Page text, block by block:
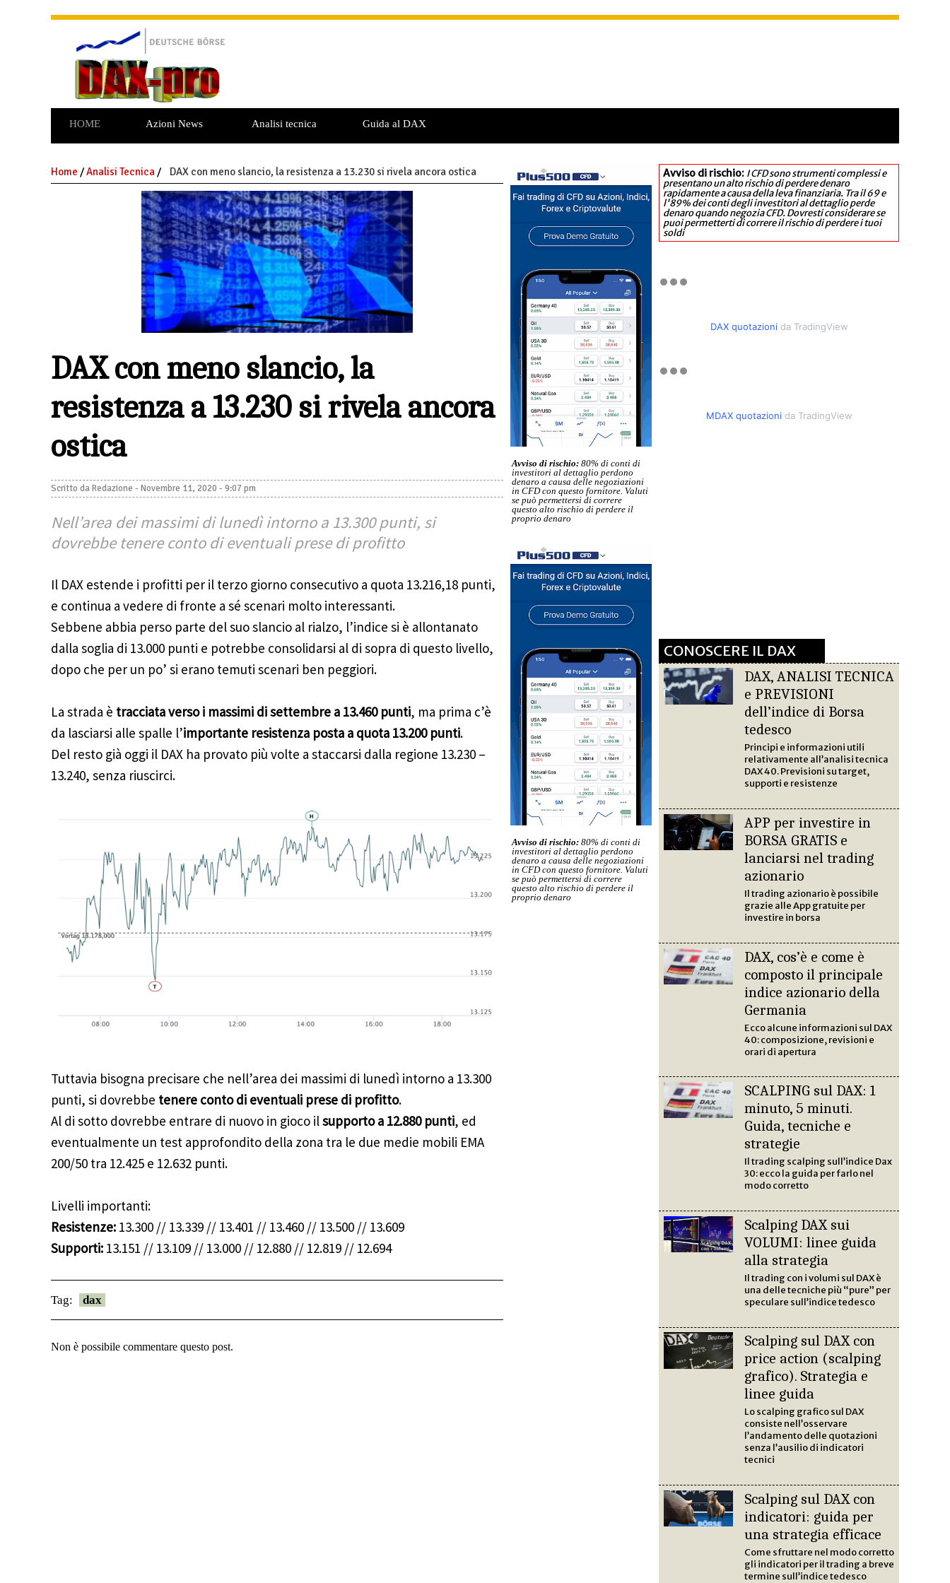
HOME Azioni News Analisi tecnica Guida al DAX
Home /Analisi Tecnica / DAX con meno slancio, la resistenza a 13.230 si rivela ancora ostica
DAX con meno slancio, la
resistenza a 13.230 si rivela ancora
ostica
Scritto daRedazione - Novembre 11, 2020 - 9:07 pm
Nell’area dei massimi di lunedì intorno a 13.300 punti, si
dovrebbe tenere conto di eventuali prese di profitto
Il DAX estende i profitti per il terzo giorno consecutivo a quota 13.216,18 punti,
e continua a vedere di fronte a sé scenari molto interessanti.
Sebbene abbia perso parte del suo slancio al rialzo, l’indice si è allontanato
dalla soglia di 13.000 punti e potrebbe consolidarsi al di sopra di questo livello,
dopo che per un po’ si erano temuti scenari ben peggiori.
La strada è tracciata verso i massimi di settembre a 13.460 punti, ma prima c’è
da lasciarsi alle spalle l’importante resistenza posta a quota 13.200 punti.
Del resto già oggi il DAX ha provato più volte a staccarsi dalla regione 13.230 –
13.240, senza riuscirci.
Tuttavia bisogna precisare che nell’area dei massimi di lunedì intorno a 13.300
punti, si dovrebbe tenere conto di eventuali prese di profitto.
Al di sotto dovrebbe entrare di nuovo in gioco ilsupporto a 12.880 punti, ed
eventualmente un test approfondito della zona tra le due medie mobili EMA
200/50 tra 12.425 e 12.632 punti.
Livelli importanti:
Resistenze: 13.300 // 13.339 // 13.401 // 13.460 // 13.500 // 13.609
Supporti: 13.151 // 13.109 // 13.000 // 12.880 // 12.819 // 12.694
Tag: dax
Non è possibile commentare questo post.
Avviso di rischio: 80% di conti di
investitori al dettaglio perdono
denaro a causa delle negoziazioni
in CFD con questo fornitore. Valuti
se può permettersi di correre
questo alto rischio di perdere il
proprio denaro
Avviso di rischio: 80% di conti di
investitori al dettaglio perdono
denaro a causa delle negoziazioni
in CFD con questo fornitore. Valuti
se può permettersi di correre
questo alto rischio di perdere il
proprio denaro
Avviso di rischio: I CFD sono strumenti complessi e
presentano un alto rischio di perdere denaro
rapidamente a causa della leva finanziaria. Tra il 69 e
l'89% dei conti degli investitori al dettaglio perde
denaro quando negozia CFD. Dovresti considerare se
puoi permetterti di correre il rischio di perdere i tuoi
soldi
DAX quotazionida TradingView
MDAX quotazionida TradingView
CONOSCERE IL DAX
DAX, ANALISI TECNICA
e PREVISIONI
dell’indice di Borsa
tedesco
Principi e informazioni utili
relativamente all’analisi tecnica
DAX 40. Previsioni su target,
supporti e resistenze
APP per investire in
BORSA GRATIS e
lanciarsi nel trading
azionario
Il trading azionario è possibile
grazie alle App gratuite per
investire in borsa
DAX, cos’è e come è
composto il principale
indice azionario della
Germania
Ecco alcune informazioni sul DAX
40: composizione, revisioni e
orari di apertura
SCALPING sul DAX: 1
minuto, 5 minuti.
Guida, tecniche e
strategie
Il trading scalping sull’indice Dax
30: ecco la guida per farlo nel
modo corretto
Scalping DAX sui
VOLUMI: linee guida
alla strategia
Il trading con i volumi sul DAX è
una delle tecniche più “pure” per
speculare sull’indice tedesco
Scalping sul DAX con
price action (scalping
grafico). Strategia e
linee guida
Lo scalping grafico sul DAX
consiste nell’osservare
l’andamento delle quotazioni
senza l’ausilio di indicatori
tecnici
Scalping sul DAX con
indicatori: guida per
una strategia efficace
Come sfruttare nel modo corretto
gli indicatori per il trading a breve
termine sull’indice tedesco